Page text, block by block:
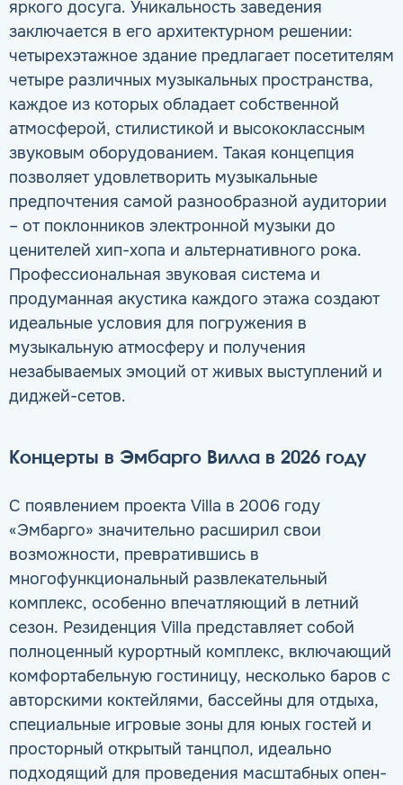
яркого досуга. Уникальность заведения
заключается в его архитектурном решении:
четырехэтажное здание предлагает посетителям
четыре различных музыкальных пространства,
каждое из которых обладает собственной
атмосферой, стилистикой и высококлассным
звуковым оборудованием. Такая концепция
позволяет удовлетворить музыкальные
предпочтения самой разнообразной аудитории
– от поклонников электронной музыки до
ценителей хип-хопа и альтернативного рока.
Профессиональная звуковая система и
продуманная акустика каждого этажа создают
идеальные условия для погружения в
музыкальную атмосферу и получения
незабываемых эмоций от живых выступлений и
диджей-сетов.
Концерты в Эмбарго Вилла в 2026 году
С появлением проекта Villa в 2006 году
«Эмбарго» значительно расширил свои
возможности, превратившись в
многофункциональный развлекательный
комплекс, особенно впечатляющий в летний
сезон. Резиденция Villa представляет собой
полноценный курортный комплекс, включающий
комфортабельную гостиницу, несколько баров с
авторскими коктейлями, бассейны для отдыха,
специальные игровые зоны для юных гостей и
просторный открытый танцпол, идеально
подходящий для проведения масштабных опен-